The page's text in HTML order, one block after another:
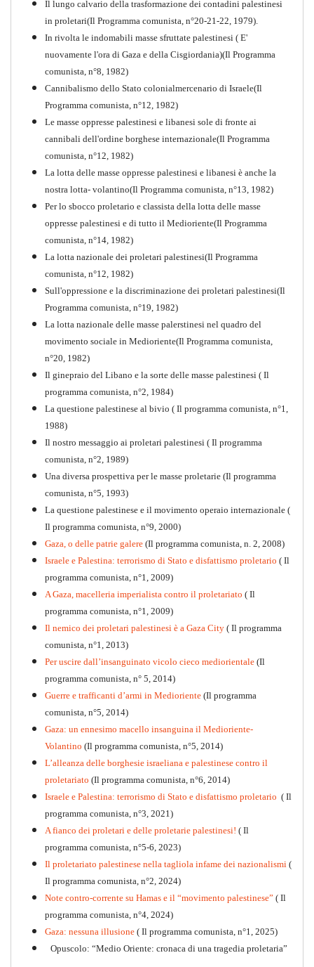
Perchè la Russia non era
comunista
Quaderno n°10
1917-2017 Ieri Oggi Domani
PDF Quaderno n°9
Per la difesa intransigente
Il lungo calvario della trasformazione dei contadini palestinesi
in proletari(Il Programma comunista, n°20-21-22, 1979).
In rivolta le indomabili masse sfruttate palestinesi ( E'
nuovamente l'ora di Gaza e della Cisgiordania)(Il Programma
comunista, n°8, 1982)
Cannibalismo dello Stato colonialmercenario di Israele(Il
Programma comunista, n°12, 1982)
Le masse oppresse palestinesi e libanesi sole di fronte ai
cannibali dell'ordine borghese internazionale(Il Programma
comunista, n°12, 1982)
La lotta delle masse oppresse palestinesi e libanesi è anche la
nostra lotta- volantino(Il Programma comunista, n°13, 1982)
Per lo sbocco proletario e classista della lotta delle masse
oppresse palestinesi e di tutto il Medioriente(Il Programma
comunista, n°14, 1982)
La lotta nazionale dei proletari palestinesi(Il Programma
comunista, n°12, 1982)
Sull'oppressione e la discriminazione dei proletari palestinesi(Il
Programma comunista, n°19, 1982)
La lotta nazionale delle masse palerstinesi nel quadro del
movimento sociale in Medioriente(Il Programma comunista,
n°20, 1982)
Il ginepraio del Libano e la sorte delle masse palestinesi ( Il
programma comunista, n°2, 1984)
La questione palestinese al bivio ( Il programma comunista, n°1,
1988)
Il nostro messaggio ai proletari palestinesi ( Il programma
comunista, n°2, 1989)
Una diversa prospettiva per le masse proletarie (Il programma
comunista, n°5, 1993)
La questione palestinese e il movimento operaio internazionale (
Il programma comunista, n°9, 2000)
Gaza, o delle patrie galere (Il programma comunista, n. 2, 2008)
Israele e Palestina: terrorismo di Stato e disfattismo proletario ( Il
programma comunista, n°1, 2009)
A Gaza, macelleria imperialista contro il proletariato ( Il
programma comunista, n°1, 2009)
Il nemico dei proletari palestinesi è a Gaza City ( Il programma
comunista, n°1, 2013)
Per uscire dall’insanguinato vicolo cieco mediorientale (Il
programma comunista, n° 5, 2014)
Guerre e trafficanti d’armi in Medioriente (Il programma
comunista, n°5, 2014)
Gaza: un ennesimo macello insanguina il Medioriente-
Volantino (Il programma comunista, n°5, 2014)
L’alleanza delle borghesie israeliana e palestinese contro il
proletariato (Il programma comunista, n°6, 2014)
Israele e Palestina: terrorismo di Stato e disfattismo proletario ( Il
programma comunista, n°3, 2021)
A fianco dei proletari e delle proletarie palestinesi! ( Il
programma comunista, n°5-6, 2023)
Il proletariato palestinese nella tagliola infame dei nazionalismi (
Il programma comunista, n°2, 2024)
Note contro-corrente su Hamas e il “movimento palestinese” ( Il
programma comunista, n°4, 2024)
Gaza: nessuna illusione ( Il programma comunista, n°1, 2025)
Opuscolo: “Medio Oriente: cronaca di una tragedia proletaria”